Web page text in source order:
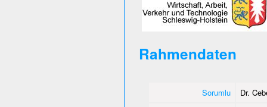
Rahmendaten
Sorumlu
Dr.